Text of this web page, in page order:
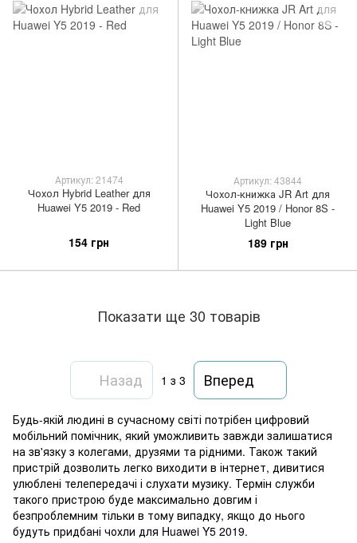
Артикул: 21474
Чохол Hybrid Leather для
Huawei Y5 2019 - Red
154 грн
Артикул: 43844
Чохол-книжка JR Art для
Huawei Y5 2019 / Honor 8S -
Light Blue
189 грн
Показати ще 30 товарів
Назад 1 з 3 Вперед
Будь-якій людині в сучасному світі потрібен цифровий
мобільний помічник, який уможливить завжди залишатися
на зв'язку з колегами, друзями та рідними. Також такий
пристрій дозволить легко виходити в інтернет, дивитися
улюблені телепередачі і слухати музику. Термін служби
такого пристрою буде максимально довгим і
безпроблемним тільки в тому випадку, якщо до нього
будуть придбані чохли для Huawei Y5 2019.